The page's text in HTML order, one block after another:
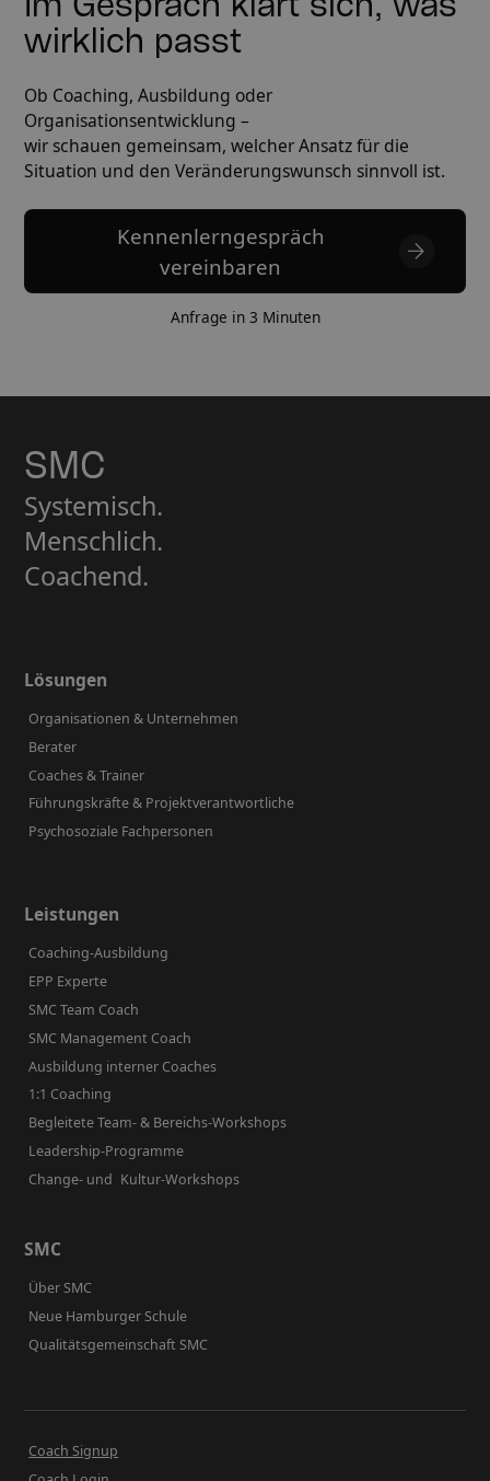
Im Gespräch klärt sich, was
wirklich passt
Ob Coaching, Ausbildung oder
Organisationsentwicklung –
wir schauen gemeinsam, welcher Ansatz für die
Situation und den Veränderungswunsch sinnvoll ist.
Kennenlerngespräch
vereinbaren
Anfrage in 3 Minuten
SMC
Systemisch.
Menschlich.
Coachend.
Lösungen
Organisationen & Unternehmen
Berater
Coaches & Trainer
Führungskräfte & Projektverantwortliche
Psychosoziale Fachpersonen
Leistungen
Coaching-Ausbildung
EPP Experte
SMC Team Coach
SMC Management Coach
Ausbildung interner Coaches
1:1 Coaching
Begleitete Team- & Bereichs-Workshops
Leadership-Programme
Change- und Kultur-Workshops
SMC
Über SMC
Neue Hamburger Schule
Qualitätsgemeinschaft SMC
Coach Signup